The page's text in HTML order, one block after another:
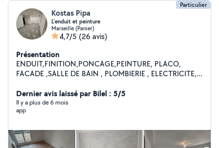
Particulier
Kostas Pipa
L'enduit et peinture
Marseille (Panier)
4,7/5 (26 avis)
Présentation
ENDUIT,FINITION,PONCAGE,PEINTURE, PLACO,
FACADE ,SALLE DE BAIN , PLOMBIERIE , ELECTRICITE,
RENOVATION TOUT CORPS ETAT
Dernier avis laissé par Bilel : 5/5
Il y a plus de 6 mois
app